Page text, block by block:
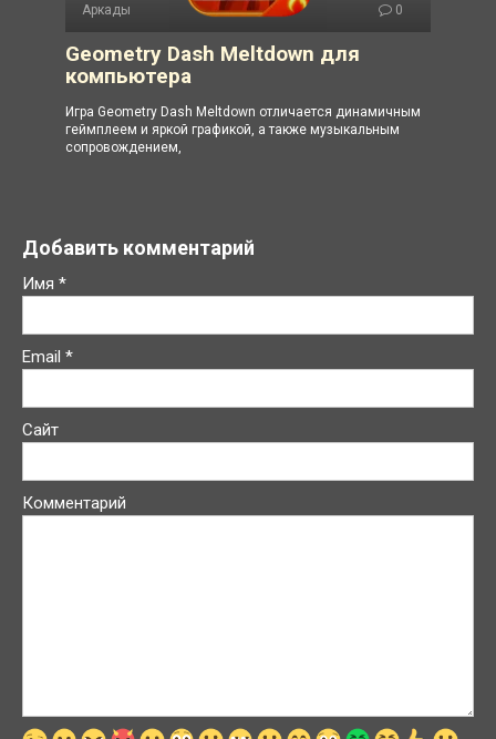
Аркады 0
Geometry Dash Meltdown для
компьютера
Игра Geometry Dash Meltdown отличается динамичным
геймплеем и яркой графикой, а также музыкальным
сопровождением,
Добавить комментарий
Имя *
Email *
Сайт
Комментарий